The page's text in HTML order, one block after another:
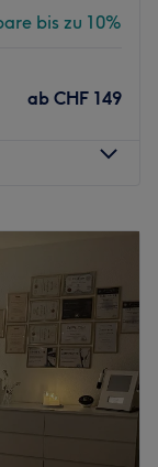
bis zu 10%
ab CHF 149
19:00
09:00–
19:00
19:00
09:00–14:00
in